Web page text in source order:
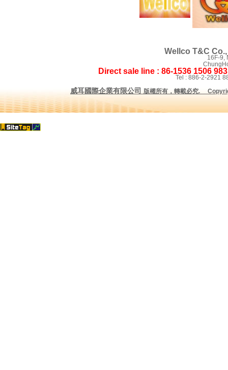
Wellco T&C
16F-9,
Direct sale line : 86-1536 1506
Tel : 886-2-
威耳國際企業有限公司 版權所有，轉載必究.